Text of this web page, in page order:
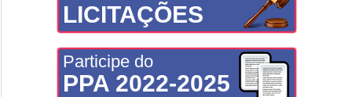
LICITAÇÕES
Participe do
PPA 2022-2025